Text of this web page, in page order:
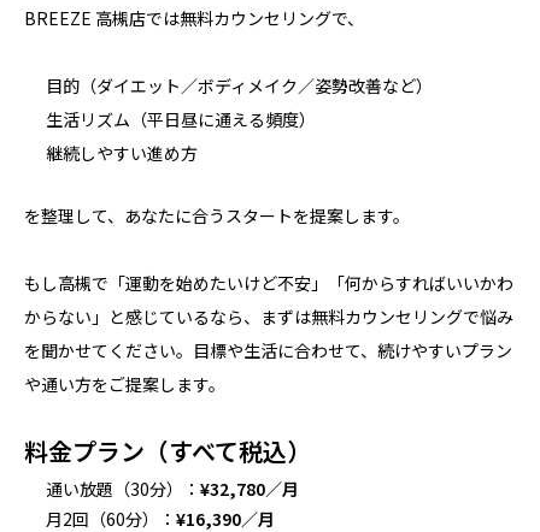
BREEZE 高槻店では無料カウンセリングで、
目的（ダイエット／ボディメイク／姿勢改善など）
生活リズム（平日昼に通える頻度）
継続しやすい進め方
を整理して、あなたに合うスタートを提案します。
もし高槻で「運動を始めたいけど不安」「何からすればいいかわ
からない」と感じているなら、まずは無料カウンセリングで悩み
を聞かせてください。目標や生活に合わせて、続けやすいプラン
や通い方をご提案します。
料金プラン（すべて税込）
通い放題（30分）：¥32,780／月
月2回（60分）：¥16,390／月